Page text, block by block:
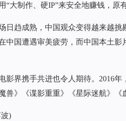
“大制作、硬IP”来安全地赚钱，原
日趋成熟，中国观众变得越来越
中国遭遇审美疲劳，而中国本土
影界携手共进也令人期待。2016
兽》《谍影重重》《星际迷航》
)